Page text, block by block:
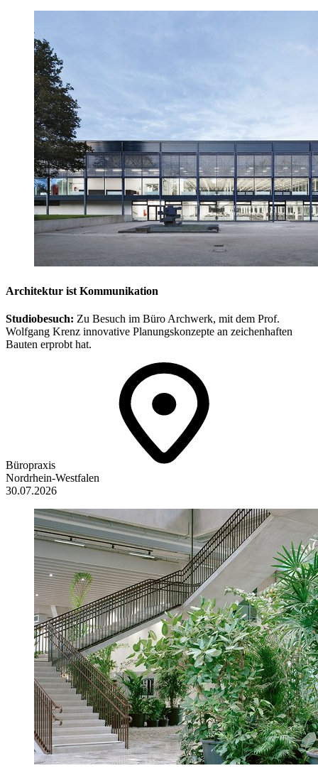
Architektur ist Kommunikation
Studiobesuch: Zu Besuch im Büro Archwerk, mit dem Prof.
Wolfgang Krenz innovative Planungskonzepte an zeichenhaften
Bauten erprobt hat.
Büropraxis
Nordrhein-Westfalen
30.07.2026